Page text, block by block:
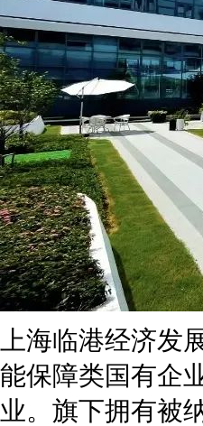
上海临港经济
能保障类国有企
业。旗下拥有被